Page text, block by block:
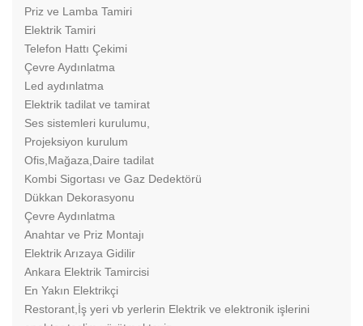
Priz ve Lamba Tamiri
Elektrik Tamiri
Telefon Hattı Çekimi
Çevre Aydınlatma
Led aydınlatma
Elektrik tadilat ve tamirat
Ses sistemleri kurulumu,
Projeksiyon kurulum
Ofis,Mağaza,Daire tadilat
Kombi Sigortası ve Gaz Dedektörü
Dükkan Dekorasyonu
Çevre Aydınlatma
Anahtar ve Priz Montajı
Elektrik Arızaya Gidilir
Ankara Elektrik Tamircisi
En Yakın Elektrikçi
Restorant,İş yeri vb yerlerin Elektrik ve elektronik işlerini